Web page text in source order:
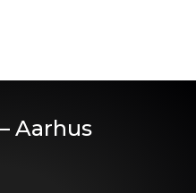
Aarhus